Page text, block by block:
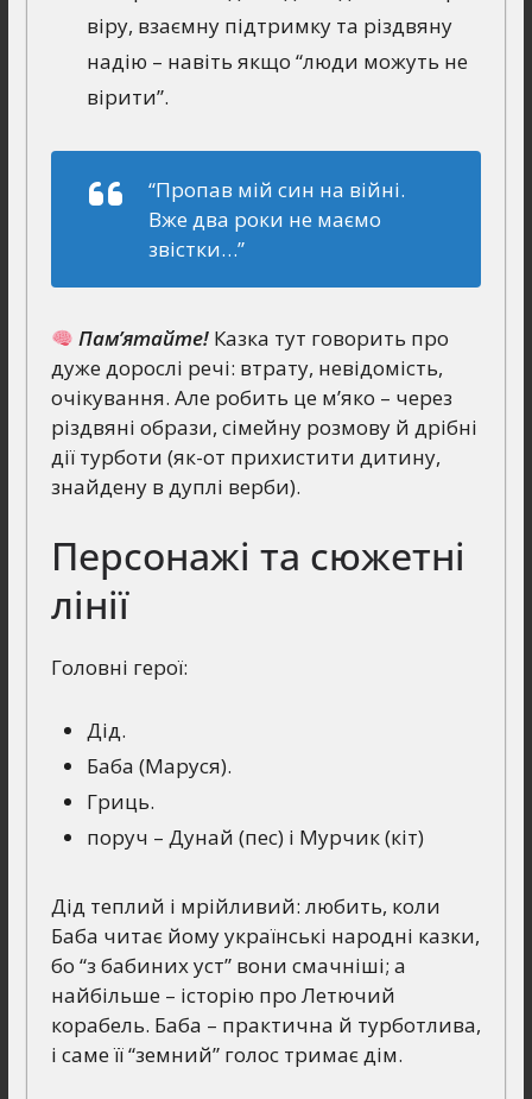
віру, взаємну підтримку та різдвяну
надію – навіть якщо “люди можуть не
вірити”.
“Пропав мій син на війні.
Вже два роки не маємо
звістки…”
Пам’ятайте! Казка тут говорить про
дуже дорослі речі: втрату, невідомість,
очікування. Але робить це м’яко – через
різдвяні образи, сімейну розмову й дрібні
дії турботи (як-от прихистити дитину,
знайдену в дуплі верби).
Персонажі та сюжетні
лінії
Головні герої:
Дід.
Баба (Маруся).
Гриць.
поруч – Дунай (пес) і Мурчик (кіт)
Дід теплий і мрійливий: любить, коли
Баба читає йому українські народні казки,
бо “з бабиних уст” вони смачніші; а
найбільше – історію про Летючий
корабель. Баба – практична й турботлива,
і саме її “земний” голос тримає дім.